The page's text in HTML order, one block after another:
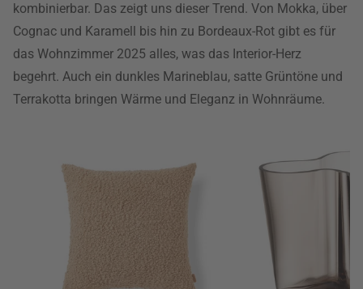
kombinierbar. Das zeigt uns dieser Trend. Von Mokka, über
Cognac und Karamell bis hin zu Bordeaux-Rot gibt es für
das Wohnzimmer 2025 alles, was das Interior-Herz
begehrt. Auch ein dunkles Marineblau, satte Grüntöne und
Terrakotta bringen Wärme und Eleganz in Wohnräume.